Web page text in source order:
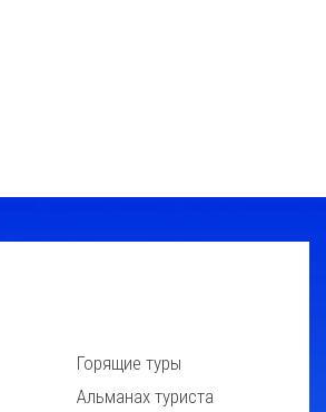
Горящие туры
Альманах туриста